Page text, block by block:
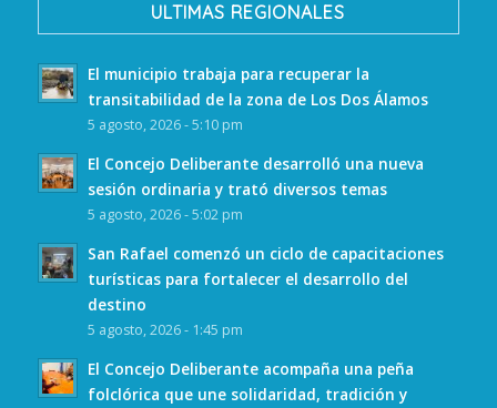
ULTIMAS REGIONALES
El municipio trabaja para recuperar la
transitabilidad de la zona de Los Dos Álamos
5 agosto, 2026 - 5:10 pm
El Concejo Deliberante desarrolló una nueva
sesión ordinaria y trató diversos temas
5 agosto, 2026 - 5:02 pm
San Rafael comenzó un ciclo de capacitaciones
turísticas para fortalecer el desarrollo del
destino
5 agosto, 2026 - 1:45 pm
El Concejo Deliberante acompaña una peña
folclórica que une solidaridad, tradición y